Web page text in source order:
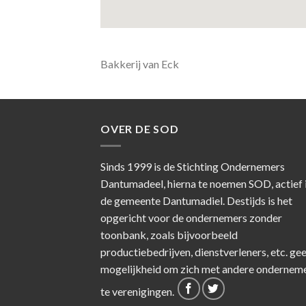
Bakkerij van Eck
OVER DE SOD
Sinds 1999 is de Stichting Ondernemers
Dantumadeel, hierna te noemen SOD, actief
de gemeente Dantumadiel. Destijds is het
opgericht voor de ondernemers zonder
toonbank, zoals bijvoorbeeld
productiebedrijven, dienstverleners, etc.
mogelijkheid om zich met andere
te verenigingen.